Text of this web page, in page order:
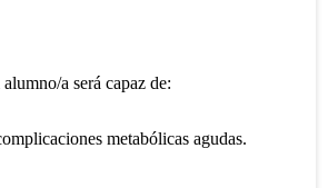
a será capaz de:
metabólicas agudas.